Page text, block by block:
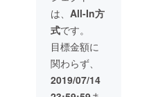
イトの
特選300
デジタ
ルブッ
クを提
供。
（発行
日未定
ター・
マフ
ラータ
オル）
の提
供。 ＊
Tシャツ
はホワ
は、 All-In方
式です。
目標金額に
関わらず、
2019/07/14